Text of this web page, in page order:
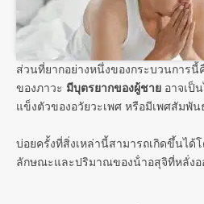
ส่วนที่ยากอย่างหนึ่งของกระบวนการ
ของภาวะ มีบุตรยากของผู้ชาย อาจเป็
แข็งตัวของอวัยวะเพศ หรือมีเพศสัมพัน
บ่อยครั้งที่สิ่งเหล่านี้สามารถเกิดขึ้นได้
ลักษณะและปริมาณของน้ําอสุจิที่หลั่งอ